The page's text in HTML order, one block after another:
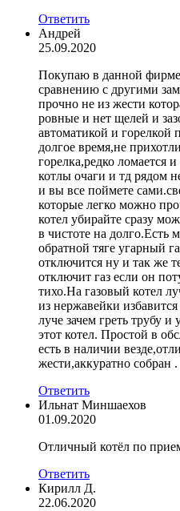
Ответить
Андрей
25.09.2020
Покупаю в данной
сравнению с другими
прочно не из жести
ровные и нет щелей и
автоматикой и горелкой
долгое время,не
горелка,редко ломается
котлы очаги и тд рядом
и вы все поймете
которые легко можно
котел убирайте сразу
в чистоте на долго.Есть
обратной тяге угарный
отключится ну и так же
отключит газ если он
тихо.На газовый котел
из нержавейки
луче зачем греть трубу
этот котел. Простой в
есть в наличии
жести,аккуратно собран .
Ответить
Ильнат Миншаехов
01.09.2020
Отличный котёл по
Ответить
Кирилл Д.
22.06.2020